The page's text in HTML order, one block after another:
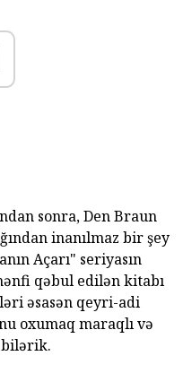
sonra, Den Braun
inanılmaz bir şey
Açarı" seriyasın
qəbul edilən kitabı
əsasən qeyri-adi
oxumaq maraqlı və
bilərik.